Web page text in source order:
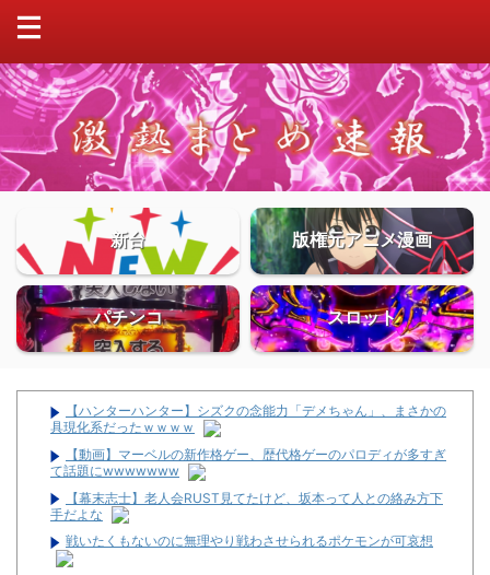
新台 版権元アニメ漫画
パチンコ スロット
【ハンターハンター】シズクの念能力「デメちゃん」、まさかの
具現化系だったｗｗｗｗ
【動画】マーベルの新作格ゲー、歴代格ゲーのパロディが多すぎ
て話題にwwwwwww
【幕末志士】老人会RUST見てたけど、坂本って人との絡み方下
手だよな
戦いたくもないのに無理やり戦わさせられるポケモンが可哀想